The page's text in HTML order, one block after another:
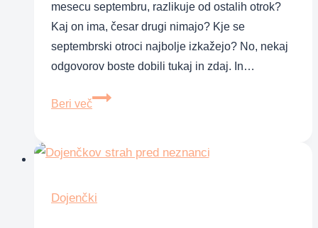
mesecu septembru, razlikuje od ostalih otrok?
Kaj on ima, česar drugi nimajo? Kje se
septembrski otroci najbolje izkažejo? No, nekaj
odgovorov boste dobili tukaj in zdaj. In…
Beri več
Skrivnosti
Dojenčki